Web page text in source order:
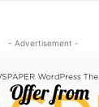
- Advertisement -